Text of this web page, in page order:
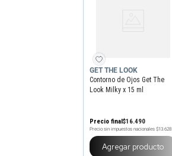
GET THE LOOK
Contorno de Ojos Get The
Look Milky x 15 ml
Precio final$16.490
Precio sin impuestos nacionales $13.628
Agregar producto